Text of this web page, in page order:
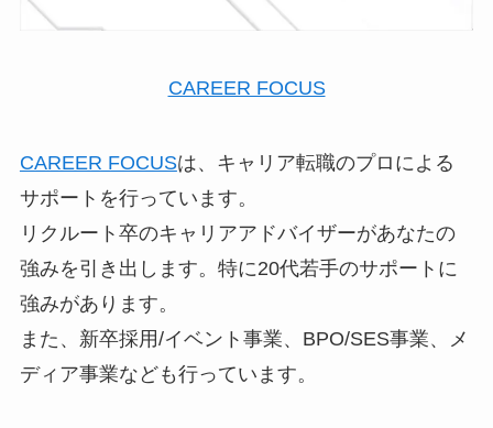
CAREER FOCUS
CAREER FOCUSは、キャリア転職のプロによる
サポートを行っています。
リクルート卒のキャリアアドバイザーがあなたの
強みを引き出します。特に20代若手のサポートに
強みがあります。
また、新卒採用/イベント事業、BPO/SES事業、メ
ディア事業なども行っています。